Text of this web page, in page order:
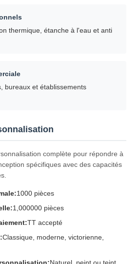
thermique, étanche à l'eau et anti
bureaux et établissements
complète pour répondre à
spécifiques avec des capacités
1000 pièces
1,000000 pièces
TT accepté
Classique, moderne, victorienne,